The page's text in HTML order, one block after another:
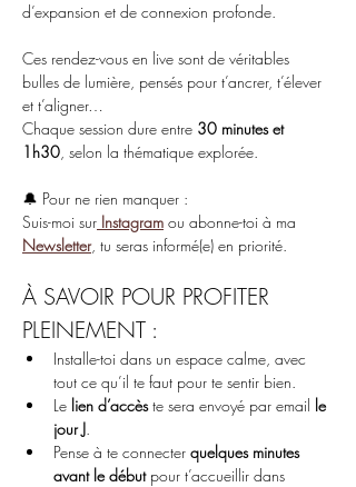
d’expansion et de connexion profonde.
Ces rendez-vous en live sont de véritables
bulles de lumière, pensés pour t’ancrer, t’élever
et t’aligner…
Chaque session dure entre 30 minutes et
1h30, selon la thématique explorée.
🔔 Pour ne rien manquer :
Suis-moi sur Instagram ou abonne-toi à ma
Newsletter, tu seras informé(e) en priorité.
À SAVOIR POUR PROFITER
PLEINEMENT :
Installe-toi dans un espace calme, avec
tout ce qu’il te faut pour te sentir bien.
Le lien d’accès te sera envoyé par email le
jour J.
Pense à te connecter quelques minutes
avant le début pour t’accueillir dans